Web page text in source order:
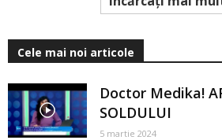
Cele mai noi articole
Doctor Medika!
SOLDULUI
5 martie 2024